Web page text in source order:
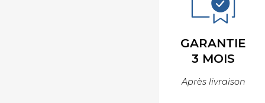
GARANTIE
3 MOIS
Après livraison